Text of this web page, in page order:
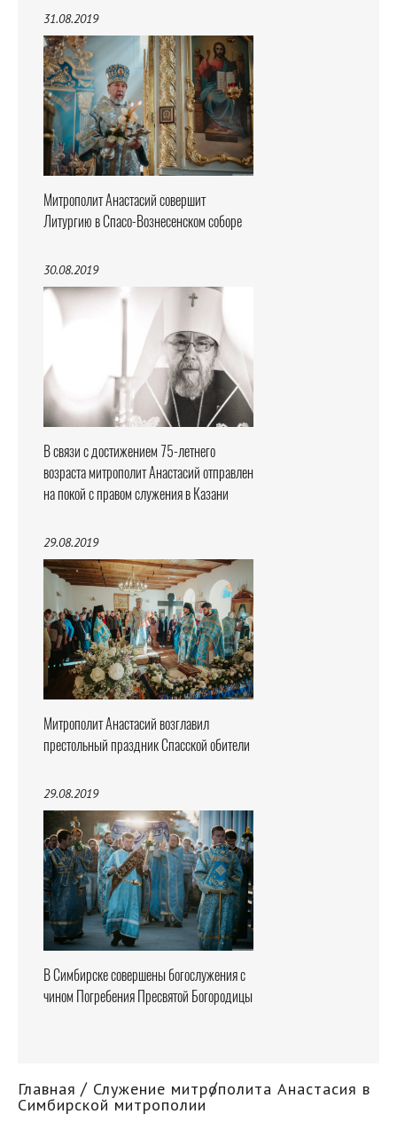
31.08.2019
Митрополит Анастасий совершит
Литургию в Спасо-Вознесенском соборе
30.08.2019
В связи с достижением 75-летнего
возраста митрополит Анастасий отправлен
на покой с правом служения в Казани
29.08.2019
Митрополит Анастасий возглавил
престольный праздник Спасской обители
29.08.2019
В Симбирске совершены богослужения с
чином Погребения Пресвятой Богородицы
Главная Служение митрополита Анастасия в
Симбирской митрополии